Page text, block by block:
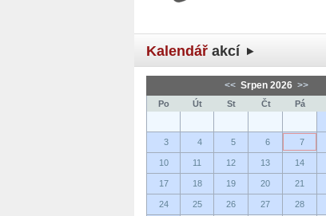
Kalendář akcí
<< Srpen 2026 >>
Po Út St Čt Pá
3 4 5 6 7
10 11 12 13 14
17 18 19 20 21
24 25 26 27 28